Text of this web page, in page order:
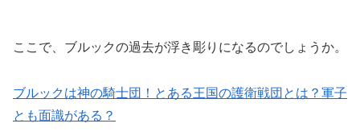
ここで、ブルックの過去が浮き彫りになるのでしょうか。
ブルックは神の騎士団！とある王国の護衛戦団とは？軍子
とも面識がある？